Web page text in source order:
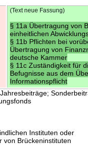
(Text neue Fassung)
§ 11a Übertragung von
einheitlichen
§ 11b Pflichten bei
Übertragung von
deutsche Kammer
§ 11c Zuständigkeit für
Befugnisse aus dem
Informationspflicht
Instituten oder
von Brückeninstituten